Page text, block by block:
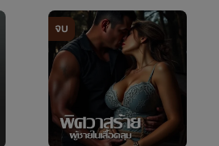
จบ